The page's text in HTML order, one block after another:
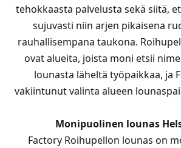
tehokkaasta palvelusta sekä siitä,
sujuvasti niin arjen pikaisena
rauhallisempana taukona.
ovat alueita, joista moni etsii
lounasta läheltä työpaikkaa, ja
vakiintunut valinta alueen
Monipuolinen lounas
Factory Roihupellon lounas on